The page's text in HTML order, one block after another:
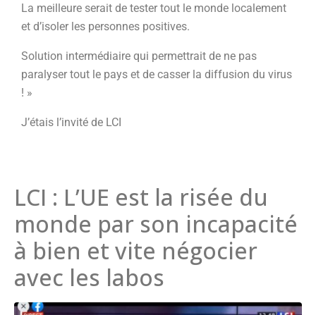
La meilleure serait de tester tout le monde localement
et d’isoler les personnes positives.
Solution intermédiaire qui permettrait de ne pas
paralyser tout le pays et de casser la diffusion du virus
! »
J’étais l’invité de LCI
LCI : L’UE est la risée du
monde par son incapacité
à bien et vite négocier
avec les labos